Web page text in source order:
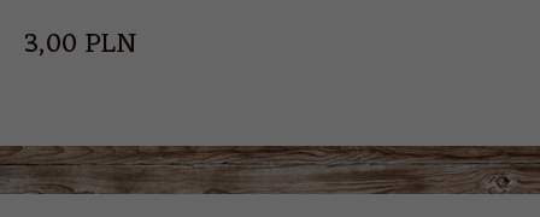
3,00PLN